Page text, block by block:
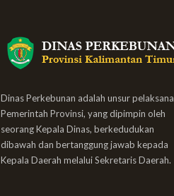
Dinas Perkebunan adalah unsur pelaksana
Pemerintah Provinsi, yang dipimpin oleh
seorang Kepala Dinas, berkedudukan
dibawah dan bertanggung jawab kepada
Kepala Daerah melalui Sekretaris Daerah.